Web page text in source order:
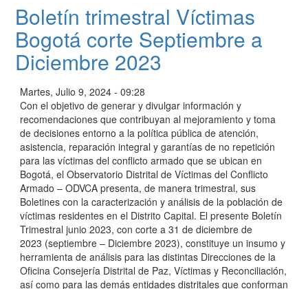
Boletín trimestral Víctimas
Bogotá corte Septiembre a
Diciembre 2023
Martes, Julio 9, 2024 - 09:28
Con el objetivo de generar y divulgar información y
recomendaciones que contribuyan al mejoramiento y toma
de decisiones entorno a la política pública de atención,
asistencia, reparación integral y garantías de no repetición
para las víctimas del conflicto armado que se ubican en
Bogotá, el Observatorio Distrital de Víctimas del Conflicto
Armado – ODVCA presenta, de manera trimestral, sus
Boletines con la caracterización y análisis de la población de
víctimas residentes en el Distrito Capital. El presente Boletín
Trimestral junio 2023, con corte a 31 de diciembre de
2023 (septiembre – Diciembre 2023), constituye un insumo y
herramienta de análisis para las distintas Direcciones de la
Oficina Consejería Distrital de Paz, Víctimas y Reconciliación,
así como para las demás entidades distritales que conforman